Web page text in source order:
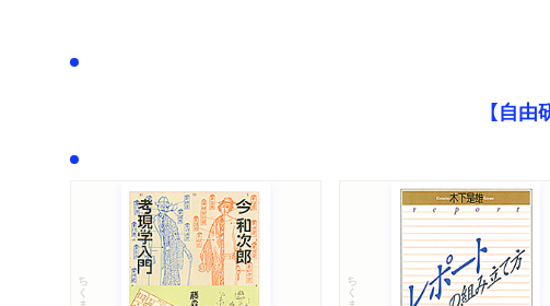
【自
ちくま文庫 ちくま学芸文庫